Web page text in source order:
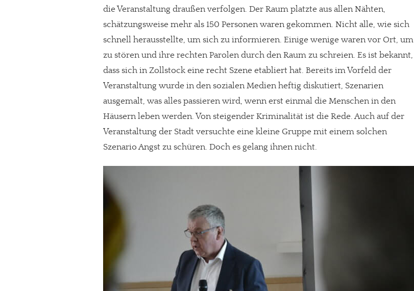
die Veranstaltung draußen verfolgen. Der Raum platzte aus allen Nähten,
schätzungsweise mehr als 150 Personen waren gekommen. Nicht alle, wie sich
schnell herausstellte, um sich zu informieren. Einige wenige waren vor Ort, um
zu stören und ihre rechten Parolen durch den Raum zu schreien. Es ist bekannt,
dass sich in Zollstock eine recht Szene etabliert hat. Bereits im Vorfeld der
Veranstaltung wurde in den sozialen Medien heftig diskutiert, Szenarien
ausgemalt, was alles passieren wird, wenn erst einmal die Menschen in den
Häusern leben werden. Von steigender Kriminalität ist die Rede. Auch auf der
Veranstaltung der Stadt versuchte eine kleine Gruppe mit einem solchen
Szenario Angst zu schüren. Doch es gelang ihnen nicht.